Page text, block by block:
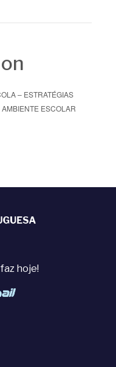
– ESTRATÉGIAS
ESCOLAR
hoje!